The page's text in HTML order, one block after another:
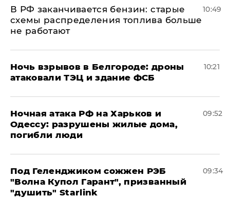
​В РФ заканчивается бензин: старые
схемы распределения топлива больше
не работают
10:49
​Ночь взрывов в Белгороде: дроны
атаковали ТЭЦ и здание ФСБ
10:21
​Ночная атака РФ на Харьков и
Одессу: разрушены жилые дома,
погибли люди
09:52
Под Геленджиком сожжен РЭБ
"Волна Купол Гарант", призванный
"душить" Starlink
09:34